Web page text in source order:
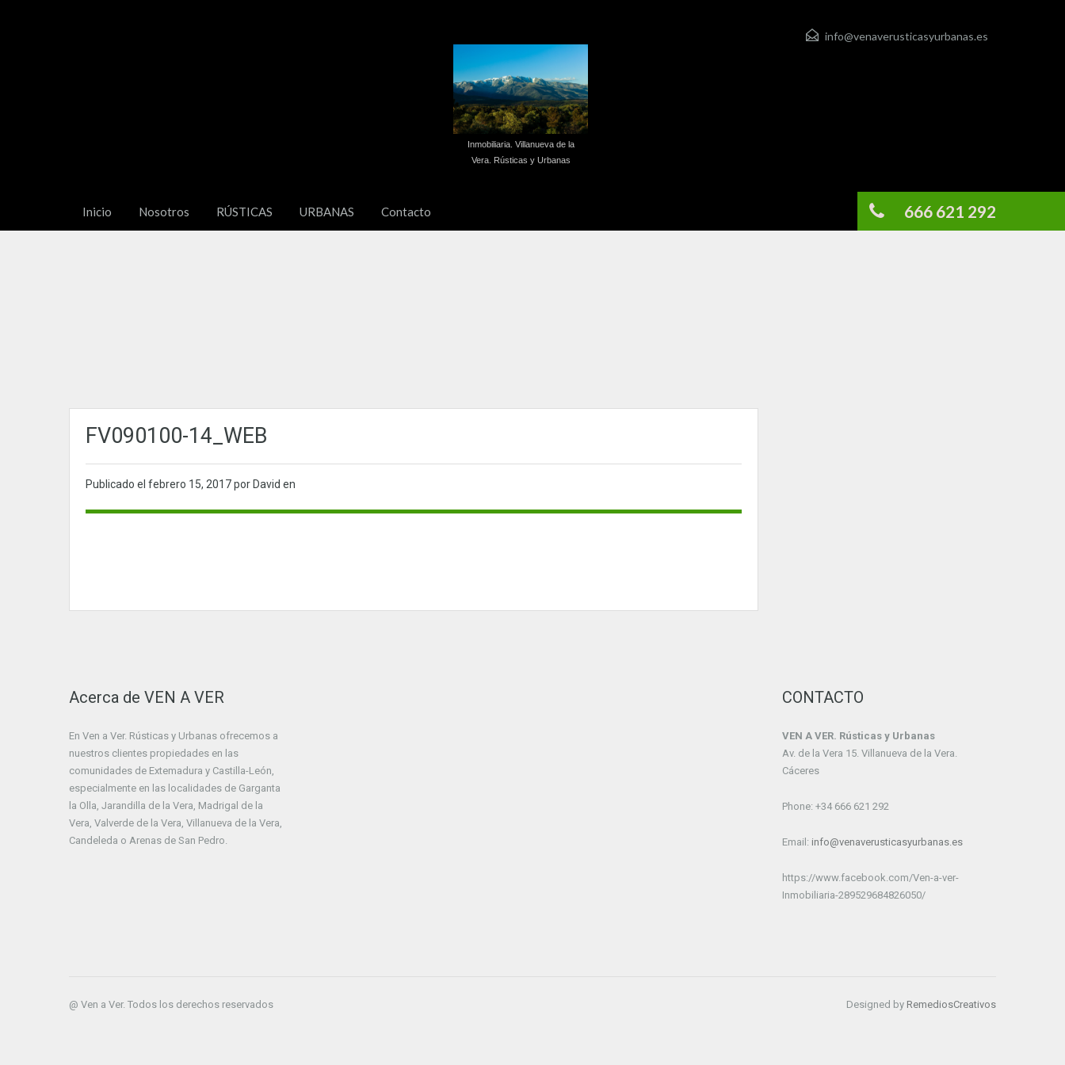
info@venaverusticasyurbanas.es
Inmobiliaria. Villanueva de la
Vera. Rústicas y Urbanas
Inicio Nosotros RÚSTICAS URBANAS Contacto 666 621 292
FV090100-14_WEB
Publicado el febrero 15, 2017por David en
Acerca de VEN A VER
En Ven a Ver. Rústicas y Urbanas ofrecemos a
nuestros clientes propiedades en las
comunidades de Extemadura y Castilla-León,
especialmente en las localidades de Garganta
la Olla, Jarandilla de la Vera, Madrigal de la
Vera, Valverde de la Vera, Villanueva de la Vera,
Candeleda o Arenas de San Pedro.
CONTACTO
VEN A VER. Rústicas y Urbanas
Av. de la Vera 15. Villanueva de la Vera.
Cáceres
Phone: +34 666 621 292
Email: info@venaverusticasyurbanas.es
https://www.facebook.com/Ven-a-ver-
Inmobiliaria-289529684826050/
@ Ven a Ver. Todos los derechos reservados Designed by RemediosCreativos